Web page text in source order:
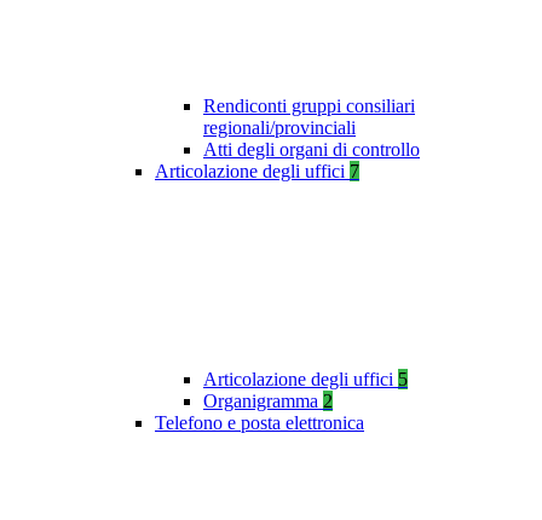
Rendiconti gruppi consiliari
regionali/provinciali
Atti degli organi di controllo
Articolazione degli uffici 7
Articolazione degli uffici 5
Organigramma 2
Telefono e posta elettronica